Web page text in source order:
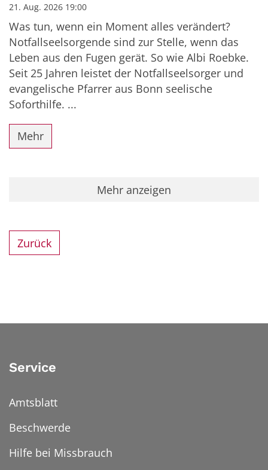
21. Aug. 2026 19:00
Was tun, wenn ein Moment alles verändert?
Notfallseelsorgende sind zur Stelle, wenn das
Leben aus den Fugen gerät. So wie Albi Roebke.
Seit 25 Jahren leistet der Notfallseelsorger und
evangelische Pfarrer aus Bonn seelische
Soforthilfe. ...
Mehr
Mehr anzeigen
Zurück
Service
Amtsblatt
Beschwerde
Hilfe bei Missbrauch